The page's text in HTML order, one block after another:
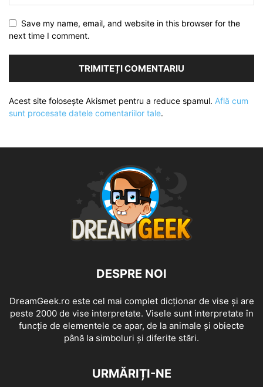
Save my name, email, and website in this browser for the
next time I comment.
Acest site folosește Akismet pentru a reduce spamul. Află cum
sunt procesate datele comentariilor tale.
DESPRE NOI
DreamGeek.ro este cel mai complet dicționar de vise și are
peste 2000 de vise interpretate. Visele sunt interpretate în
funcție de elementele ce apar, de la animale și obiecte
până la simboluri și diferite stări.
URMĂRIȚI-NE